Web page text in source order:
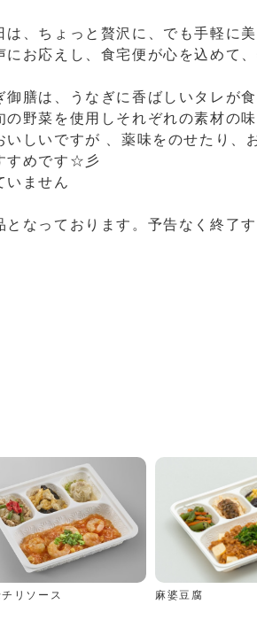
は、ちょっと贅沢に、でも手軽に
にお応えし、食宅便が心を込めて
御膳は、うなぎに香ばしいタレが食
の野菜を使用しそれぞれの素材の
いしいですが 、薬味をのせたり、
すめです☆彡
いません
となっております。予告なく終了
リソース 麻婆豆腐